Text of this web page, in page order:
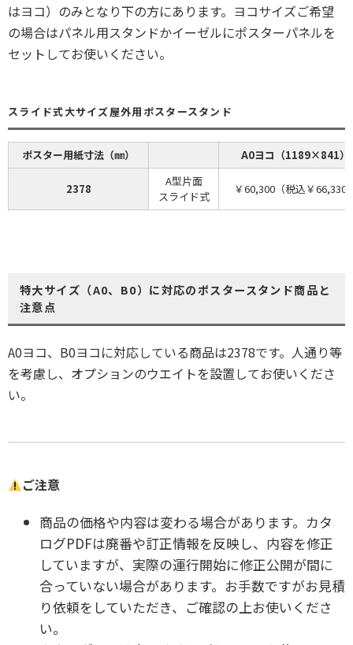
はヨコ）のみとなり下の方にあります。ヨコサイズご希望
の場合はパネル用スタンドかイーゼルにポスターパネルを
セットしてお使いください。
スライド式大サイズ屋外用ポスタースタンド
ポスター用紙寸法（㎜） A0ヨコ（1189×841）
2378
A型片面
スライド式
￥60,300（税込￥66,330
特大サイズ（A0、B0）に対応のポスタースタンド商品と
注意点
A0ヨコ、B0ヨコに対応している商品は2378です。人通り等
を考慮し、オプションのウエイトを設置してお使いくださ
い。
ご注意
商品の価格や内容は変わる場合があります。カタ
ログPDFは廃番や訂正情報を反映し、内容を修正
していますが、実際の運行開始に修正公開が間に
合っていない場合があります。お手数ですがお見積
り依頼をしていただき、ご確認の上お使いくださ
い。